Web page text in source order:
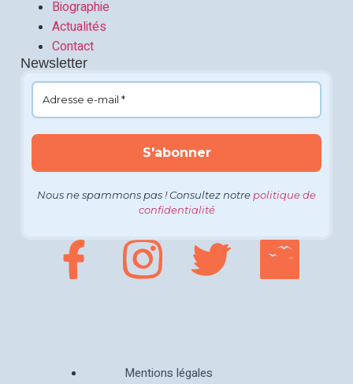
Biographie
Actualités
Contact
Newsletter
Nous ne spammons pas ! Consultez notre politique de
confidentialité
Mentions légales